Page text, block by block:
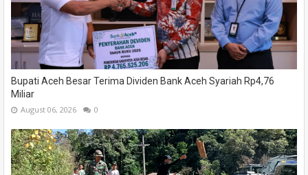
Bupati Aceh Besar Terima Dividen Bank Aceh Syariah Rp4,76
Miliar
August 06, 2026 0